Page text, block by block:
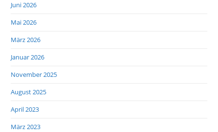
Juni 2026
Mai 2026
März 2026
Januar 2026
November 2025
August 2025
April 2023
März 2023